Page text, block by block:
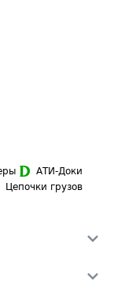
АТИ-Доки
Цепочки грузов